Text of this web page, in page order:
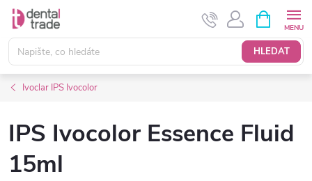
Přejít
obsah
HLEDAT
NÁKUPNÍ
KOŠÍK
Ivoclar IPS Ivocolor
IPS Ivocolor Essence Fluid
15ml